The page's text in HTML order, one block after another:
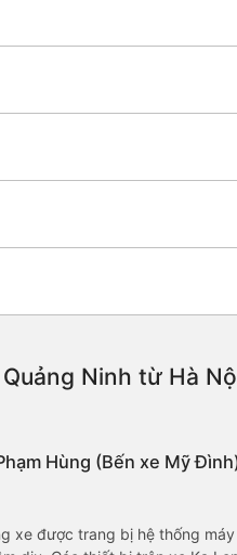
Ninh từ Hà
Hùng (Bến xe Mỹ
xe được trang bị hệ thống